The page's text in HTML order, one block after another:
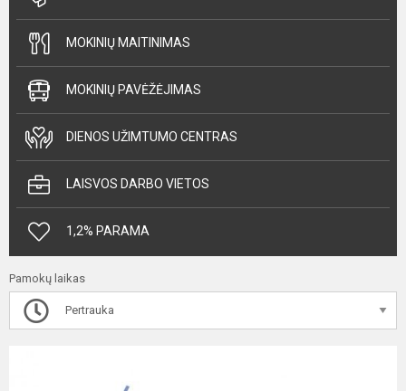
MOKINIŲ MAITINIMAS
MOKINIŲ PAVĖŽĖJIMAS
DIENOS UŽIMTUMO CENTRAS
LAISVOS DARBO VIETOS
1,2% PARAMA
Pamokų laikas
Pertrauka